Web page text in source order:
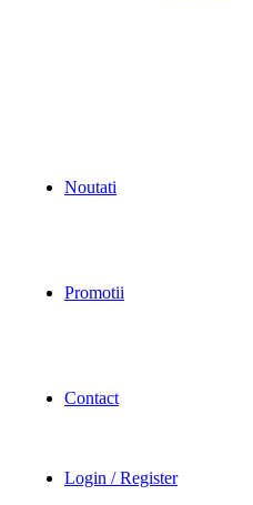
Noutati
Promotii
Contact
Login / Register